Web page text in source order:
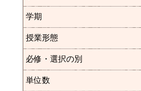
学期
授業形態
必修・選択の別
単位数